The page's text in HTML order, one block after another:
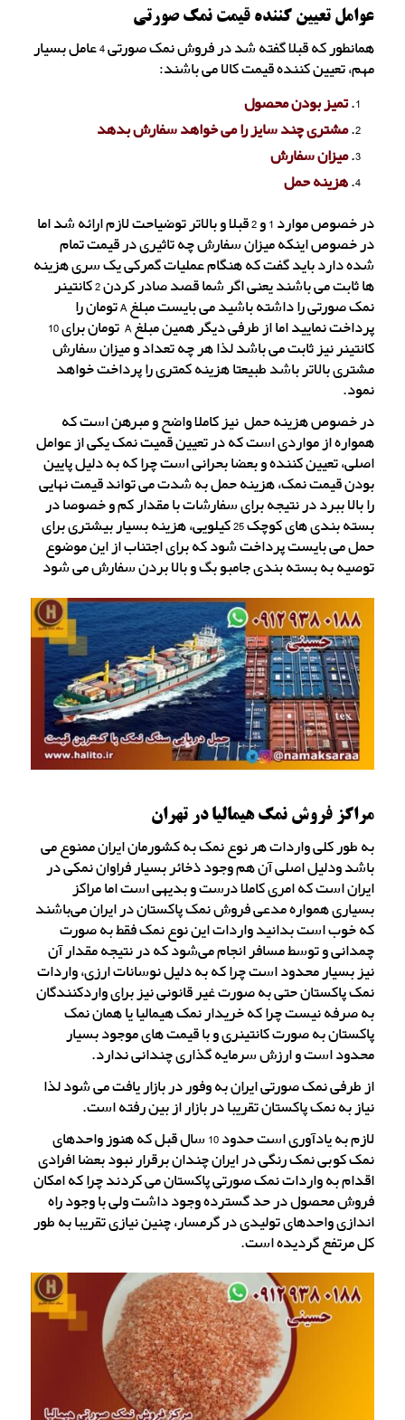
عوامل تعیین کننده قیمت نمک صورتی
همانطور که قبلا گفته شد در فروش نمک صورتی 4 عامل بسیار
مهم، تعیین کننده قیمت کالا می باشند:
تمیز بودن محصول
مشتری چند سایز را می خواهد سفارش بدهد
میزان سفارش
هزینه حمل
در خصوص موارد 1 و 2 قبلا و بالاتر توضیاحت لازم ارائه شد اما
در خصوص اینکه میزان سفارش چه تاثیری در قیمت تمام
شده دارد باید گفت که هنگام عملیات گمرکی یک سری هزینه
ها ثابت می باشند یعنی اگر شما قصد صادر کردن 2 کانتینر
نمک صورتی را داشته باشید می بایست مبلغ A تومان را
پرداخت نمایید اما از طرفی دیگر همین مبلغ A تومان برای 10
کانتینر نیز ثابت می باشد لذا هر چه تعداد و میزان سفارش
مشتری بالاتر باشد طبیعتا هزینه کمتری را پرداخت خواهد
نمود.
در خصوص هزینه حمل نیز کاملا واضح و مبرهن است که
همواره از مواردی است که در تعیین قمیت نمک یکی از عوامل
اصلی، تعیین کننده و بعضا بحرانی است چرا که به دلیل پایین
بودن قیمت نمک، هزینه حمل به شدت می تواند قیمت نهایی
را بالا ببرد در نتیجه برای سفارشات با مقدار کم و خصوصا در
بسته بندی های کوچک 25 کیلویی، هزینه بسیار بیشتری برای
حمل می بایست پرداخت شود که برای اجتناب از این موضوع
توصیه به بسته بندی جامبو بگ و بالا بردن سفارش می شود
مراکز فروش نمک هیمالیا در تهران
به طور کلی واردات هر نوع نمک به کشورمان ایران ممنوع می
باشد ودلیل اصلی آن هم وجود ذخائر بسیار فراوان نمکی در
ایران است که امری کاملا درست و بدیهی است اما مراکز
بسیاری همواره مدعی فروش نمک پاکستان در ایران می‌باشند
که خوب است بدانید واردات این نوع نمک فقط به صورت
چمدانی و توسط مسافر انجام می‌شود که در نتیجه مقدار آن
نیز بسیار محدود است چرا که به دلیل نوسانات ارزی، واردات
نمک پاکستان حتی به صورت غیر قانونی نیز برای واردکنندگان
به صرفه نیست چرا که خریدار نمک هیمالیا یا همان نمک
پاکستان به صورت کانتینری و با قیمت های موجود بسیار
محدود است و ارزش سرمایه گذاری چندانی ندارد.
از طرفی نمک صورتی ایران به وفور در بازار یافت می شود لذا
نیاز به نمک پاکستان تقریبا در بازار از بین رفته است.
لازم به یادآوری است حدود 10 سال قبل که هنوز واحدهای
نمک کوبی نمک رنگی در ایران چندان برقرار نبود بعضا افرادی
اقدام به واردات نمک صورتی پاکستان می کردند چرا که امکان
فروش محصول در حد گسترده وجود داشت ولی با وجود راه
اندازی واحدهای تولیدی در گرمسار، چنین نیازی تقریبا به طور
کل مرتفع گردیده است.